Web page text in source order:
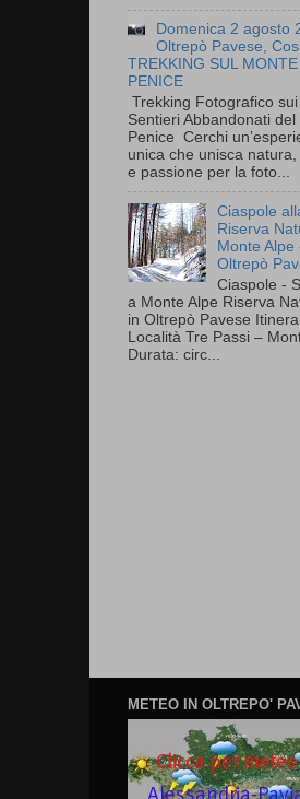
Domenica 2 agosto
Oltrepò Pavese,
TREKKING SUL MONTE
PENICE
Trekking Fotografico sui
Sentieri Abbandonati del
Penice Cerchi
unica che unisca natura,
e passione per la foto...
Ciaspole
Riserva
Monte Alpe
Oltrepò
Ciaspole -
a Monte Alpe Riserva
in Oltrepò Pavese
Località Tre Passi –
Durata: circ...
METEO IN OLTREPO'